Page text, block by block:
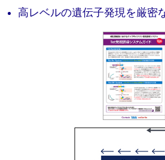
ラーニングセンター
リアルタイムPCR実験ガイド
遺伝子検査ガイド（食品・水質・家
高レベルの遺伝子発現を厳密